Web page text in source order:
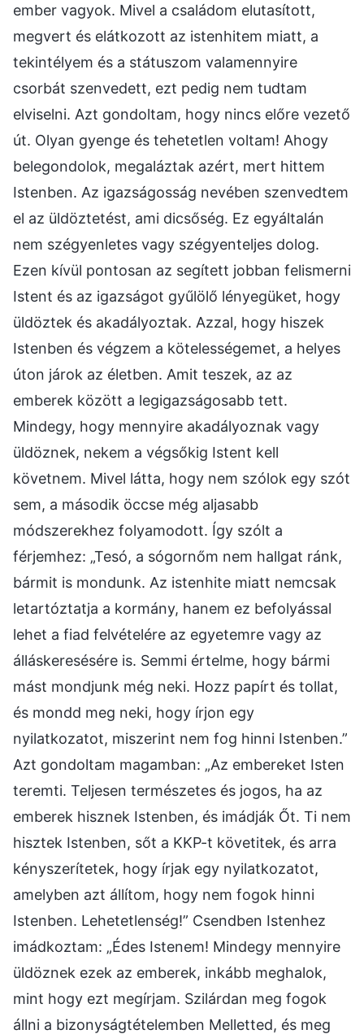
ember vagyok. Mivel a családom elutasított,
megvert és elátkozott az istenhitem miatt, a
tekintélyem és a státuszom valamennyire
csorbát szenvedett, ezt pedig nem tudtam
elviselni. Azt gondoltam, hogy nincs előre vezető
út. Olyan gyenge és tehetetlen voltam! Ahogy
belegondolok, megaláztak azért, mert hittem
Istenben. Az igazságosság nevében szenvedtem
el az üldöztetést, ami dicsőség. Ez egyáltalán
nem szégyenletes vagy szégyenteljes dolog.
Ezen kívül pontosan az segített jobban felismerni
Istent és az igazságot gyűlölő lényegüket, hogy
üldöztek és akadályoztak. Azzal, hogy hiszek
Istenben és végzem a kötelességemet, a helyes
úton járok az életben. Amit teszek, az az
emberek között a legigazságosabb tett.
Mindegy, hogy mennyire akadályoznak vagy
üldöznek, nekem a végsőkig Istent kell
követnem. Mivel látta, hogy nem szólok egy szót
sem, a második öccse még aljasabb
módszerekhez folyamodott. Így szólt a
férjemhez: „Tesó, a sógornőm nem hallgat ránk,
bármit is mondunk. Az istenhite miatt nemcsak
letartóztatja a kormány, hanem ez befolyással
lehet a fiad felvételére az egyetemre vagy az
álláskeresésére is. Semmi értelme, hogy bármi
mást mondjunk még neki. Hozz papírt és tollat,
és mondd meg neki, hogy írjon egy
nyilatkozatot, miszerint nem fog hinni Istenben.”
Azt gondoltam magamban: „Az embereket Isten
teremti. Teljesen természetes és jogos, ha az
emberek hisznek Istenben, és imádják Őt. Ti nem
hisztek Istenben, sőt a KKP-t követitek, és arra
kényszerítetek, hogy írjak egy nyilatkozatot,
amelyben azt állítom, hogy nem fogok hinni
Istenben. Lehetetlenség!” Csendben Istenhez
imádkoztam: „Édes Istenem! Mindegy mennyire
üldöznek ezek az emberek, inkább meghalok,
mint hogy ezt megírjam. Szilárdan meg fogok
állni a bizonyságtételemben Melletted, és meg